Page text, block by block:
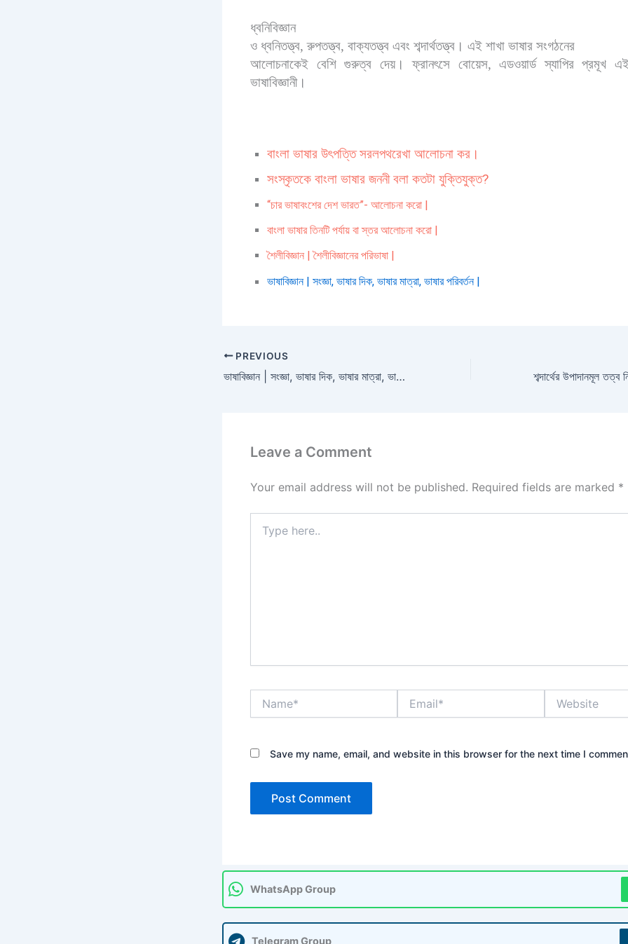
ধ্বনিবিজ্ঞান
ও ধ্বনিতত্ত্ব,রুপতত্ত্ব, বাক্যতত্ত্ব এবং শব্দার্থতত্ত্ব। এই শাখা ভাষার সংগঠনের
আলোচনাকেই বেশি গুরুত্ব দেয়। ফ্রানৎসে বোয়েস,এডওয়ার্ড স্যাপির প্রমূখ এই
ভাষাবিজ্ঞানী।
বাংলা ভাষার উৎপত্তি সরলপথরেখা আলোচনা কর।
সংস্কৃতকে বাংলা ভাষার জননী বলা কতটা যুক্তিযুক্ত?
“চার ভাষাবংশের দেশ ভারত”- আলোচনা করো |
বাংলা ভাষার তিনটি পর্যায় বা স্তর আলোচনা করো |
শৈলীবিজ্ঞান | শৈলীবিজ্ঞানের পরিভাষা |
ভাষাবিজ্ঞান | সংজ্ঞা, ভাষার দিক, ভাষার মাত্রা, ভাষার পরিবর্তন |
PREVIOUS
ভাষাবিজ্ঞান | সংজ্ঞা, ভাষার দিক, ভাষার মাত্রা, ভাষার পরিবর্তন | একাদশ শ্রেণি বাংলা |
Leave a Comment
Your email address will not be published. Required fields are marked *
here..
Save my name, email, and website in this browser for the next time I
WhatsApp Group
Telegram Group